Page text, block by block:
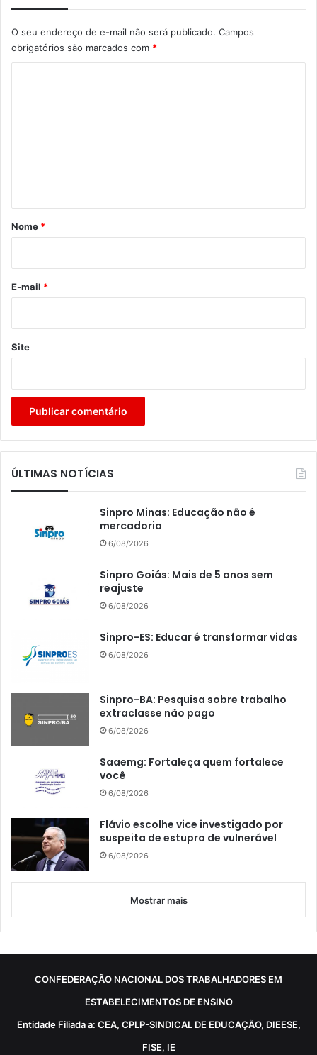
O seu endereço de e-mail não será publicado. Campos
obrigatórios são marcados com *
r
*
Nome *
E-mail *
Site
ÚLTIMAS NOTÍCIAS
Sinpro Minas: Educação não é
mercadoria
6/08/2026
Sinpro Goiás: Mais de 5 anos sem
reajuste
6/08/2026
Sinpro-ES: Educar é transformar vidas
6/08/2026
Sinpro-BA: Pesquisa sobre trabalho
extraclasse não pago
6/08/2026
Saaemg: Fortaleça quem fortalece
você
6/08/2026
Flávio escolhe vice investigado por
suspeita de estupro de vulnerável
6/08/2026
Mostrar mais
CONFEDERAÇÃO NACIONAL DOS TRABALHADORES EM
ESTABELECIMENTOS DE ENSINO
Entidade Filiada a: CEA, CPLP-SINDICAL DE EDUCAÇÃO, DIEESE,
FISE, IE